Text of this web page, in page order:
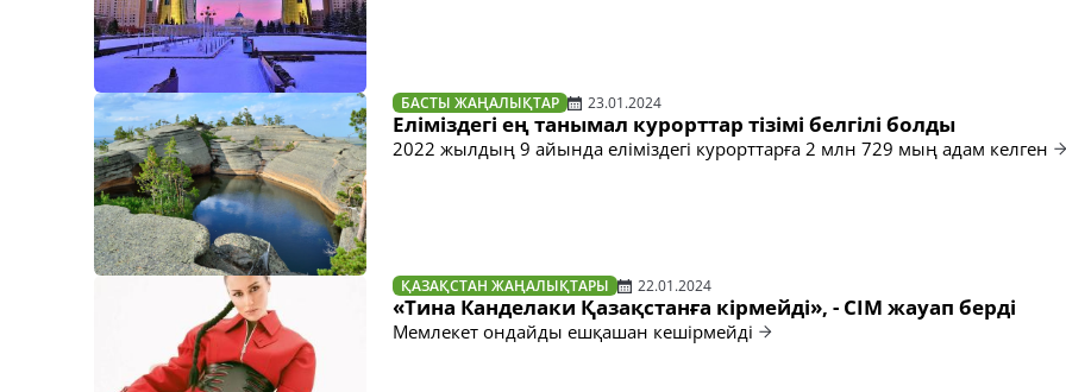
БАСТЫ ЖАҢАЛЫҚТАР 23.01.2024
Еліміздегі ең танымал курорттар тізімі белгілі болды
2022 жылдың 9 айында еліміздегі курорттарға 2 млн 729 мың адам келген
ҚАЗАҚСТАН ЖАҢАЛЫҚТАРЫ 22.01.2024
«Тина Канделаки Қазақстанға кірмейді», - СІМ жауап берді
Мемлекет ондайды ешқашан кешірмейді